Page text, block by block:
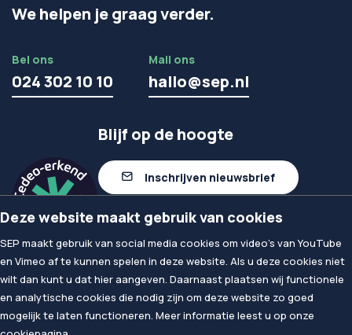
We helpen je graag verder.
Bel ons
024 302 10 10
Mail ons
hallo@sep.nl
Blijf op de hoogte
Inschrijven nieuwsbrief
Volg ons op linkedIn
© 2026SEP
Deze website maakt gebruik van cookies
SEP maakt gebruik van social media cookies om video's van YouTube
en Vimeo af te kunnen spelen in deze website. Als u deze cookies niet
wilt dan kunt u dat hier aangeven. Daarnaast plaatsen wij functionele
en analytische cookies die nodig zijn om deze website zo goed
mogelijk te laten functioneren. Meer informatie leest u op onze